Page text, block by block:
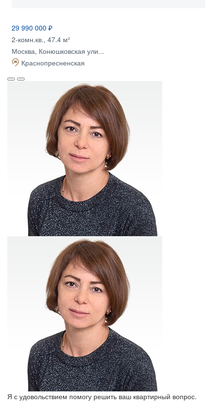
29 990 000 ₽
2-комн.кв., 47.4 м²
Москва, Конюшковская ули...
Краснопресненская
Я с удовольствием помогу решить ваш квартирный вопрос.